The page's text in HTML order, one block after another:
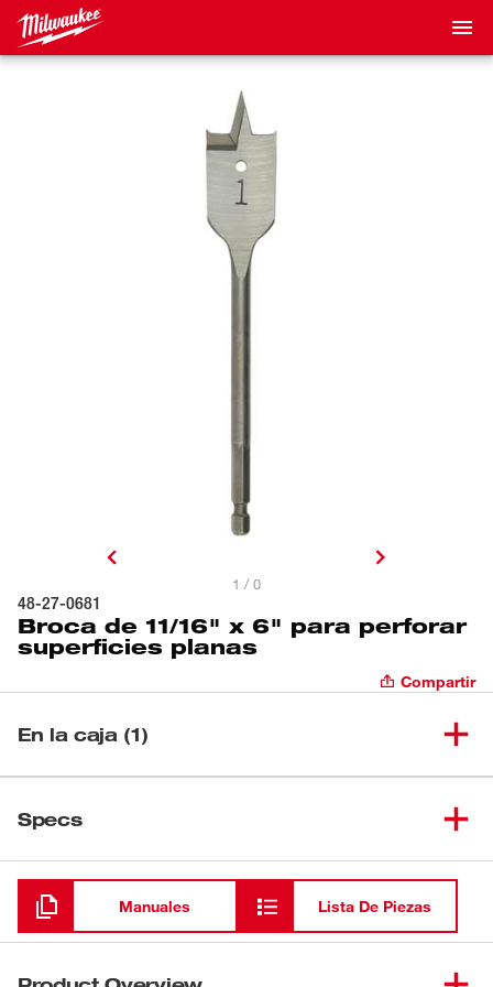
1 / 0
48-27-0681
Broca de 11/16" x 6" para perforar
superficies planas
Compartir
En la caja (1)
Specs
Cargando
Manuales Lista De Piezas